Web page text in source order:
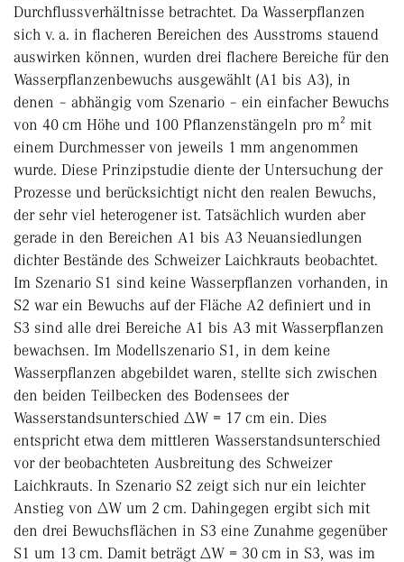
Durchflussverhältnisse betrachtet. Da Wasserpflanzen
sich v. a. in flacheren Bereichen des Ausstroms stauend
auswirken können, wurden drei flachere Bereiche für den
Wasserpflanzenbewuchs ausgewählt (A1 bis A3), in
denen – abhängig vom Szenario – ein einfacher Bewuchs
von 40 cm Höhe und 100 Pflanzenstängeln pro m² mit
einem Durchmesser von jeweils 1 mm angenommen
wurde. Diese Prinzipstudie diente der Untersuchung der
Prozesse und berücksichtigt nicht den realen Bewuchs,
der sehr viel heterogener ist. Tatsächlich wurden aber
gerade in den Bereichen A1 bis A3 Neuansiedlungen
dichter Bestände des Schweizer Laichkrauts beobachtet.
Im Szenario S1 sind keine Wasserpflanzen vorhanden, in
S2 war ein Bewuchs auf der Fläche A2 definiert und in
S3 sind alle drei Bereiche A1 bis A3 mit Wasserpflanzen
bewachsen. Im Modellszenario S1, in dem keine
Wasserpflanzen abgebildet waren, stellte sich zwischen
den beiden Teilbecken des Bodensees der
Wasserstandsunterschied ∆W = 17 cm ein. Dies
entspricht etwa dem mittleren Wasserstandsunterschied
vor der beobachteten Ausbreitung des Schweizer
Laichkrauts. In Szenario S2 zeigt sich nur ein leichter
Anstieg von ∆W um 2 cm. Dahingegen ergibt sich mit
den drei Bewuchsflächen in S3 eine Zunahme gegenüber
S1 um 13 cm. Damit beträgt ∆W = 30 cm in S3, was im